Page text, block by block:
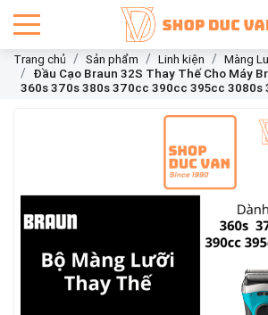
Trang chủ Sản phẩm Linh kiện
Màng
Đầu Cạo Braun 32S Thay Thế Cho Máy
360s 370s 380s 370cc 390cc 395cc 3080s